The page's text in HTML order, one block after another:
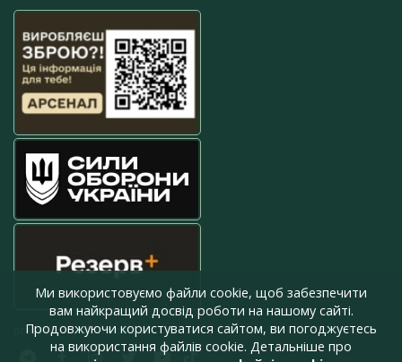
press@armyinform.com.ua
Ми використовуємо файли cookie, щоб забезпечити
вам найкращий досвід роботи на нашому сайті.
Продовжуючи користуватися сайтом, ви погоджуєтесь
на використання файлів cookie. Детальніше про